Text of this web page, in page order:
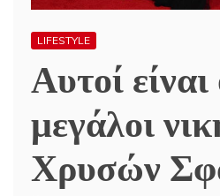
LIFESTYLE
Αυτοί είναι
μεγάλοι
Χρυσών